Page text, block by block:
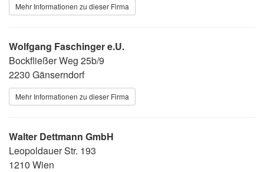
Mehr Informationen zu dieser Firma
Wolfgang Faschinger e.U.
Bockfließer Weg 25b/9
2230 Gänserndorf
Mehr Informationen zu dieser Firma
Walter Dettmann GmbH
Leopoldauer Str. 193
1210 Wien